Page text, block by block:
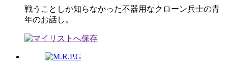
戦うことしか知らなかった不器用なクローン兵士の青
年のお話し。